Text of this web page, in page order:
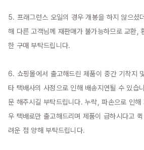
5. 프래그런스 오일의 경우 개봉을 하지 않으셨
해 다른 고객님께 재판매가 불가능하므로 교환,
한 구매 부탁드립니다.
6. 쇼핑몰에서 출고해드린 제품이 중간 기착지
타 택배사의 사정으로 인해 배송지연될 수 있습
문 해주시길 부탁드립니다. 누락, 파손으로 인해
우 택배로만 출고해드리며 제품이 급하시다고
려운 점 양해 부탁드립니다.